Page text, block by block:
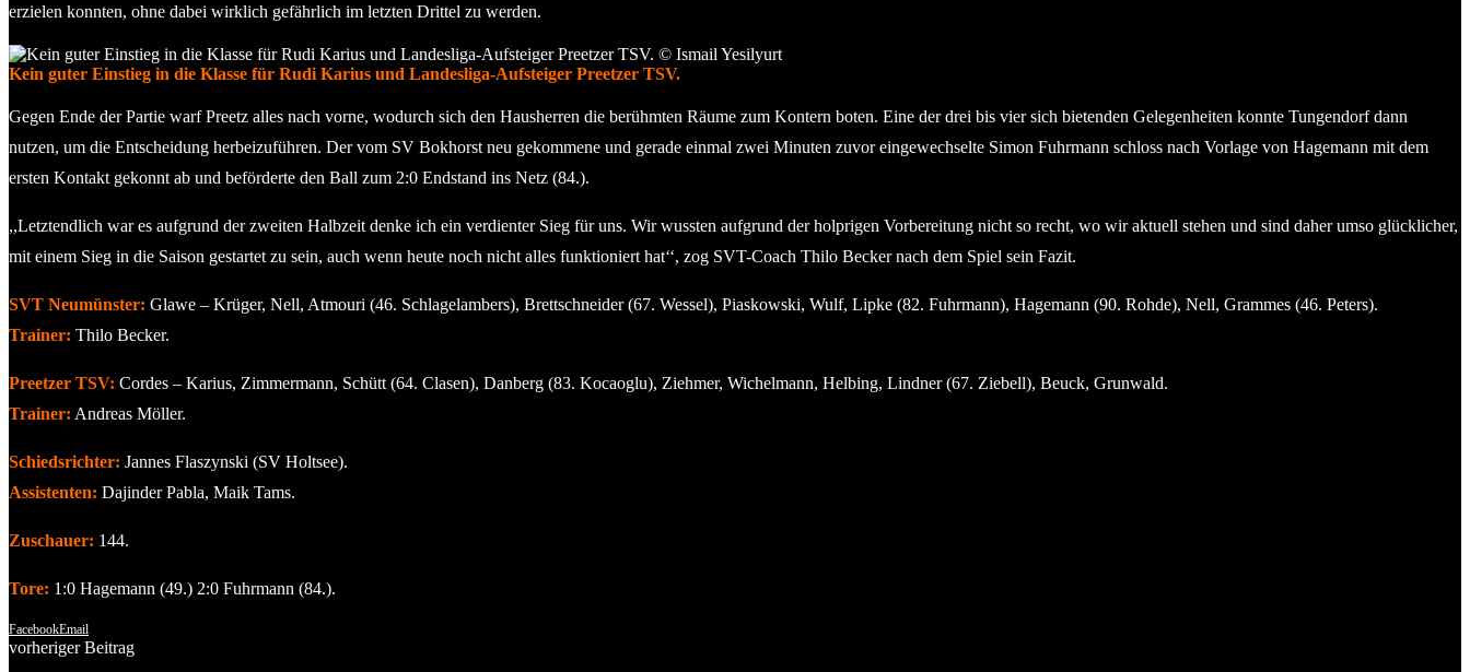
erzielen konnten, ohne dabei wirklich gefährlich im letzten Drittel zu werden.
Kein guter Einstieg in die Klasse für Rudi Karius und Landesliga-Aufsteiger Preetzer TSV.
Gegen Ende der Partie warf Preetz alles nach vorne, wodurch sich den Hausherren die berühmten Räume zum Kontern boten. Eine der drei bis vier sich bietenden Gelegenheiten konnte Tungendorf dann
nutzen, um die Entscheidung herbeizuführen. Der vom SV Bokhorst neu gekommene und gerade einmal zwei Minuten zuvor eingewechselte Simon Fuhrmann schloss nach Vorlage von Hagemann mit dem
ersten Kontakt gekonnt ab und beförderte den Ball zum 2:0 Endstand ins Netz (84.).
,,Letztendlich war es aufgrund der zweiten Halbzeit denke ich ein verdienter Sieg für uns. Wir wussten aufgrund der holprigen Vorbereitung nicht so recht, wo wir aktuell stehen und sind daher umso glücklicher,
mit einem Sieg in die Saison gestartet zu sein, auch wenn heute noch nicht alles funktioniert hat‘‘, zog SVT-Coach Thilo Becker nach dem Spiel sein Fazit.
SVT Neumünster: Glawe – Krüger, Nell, Atmouri (46. Schlagelambers), Brettschneider (67. Wessel), Piaskowski, Wulf, Lipke (82. Fuhrmann), Hagemann (90. Rohde), Nell, Grammes (46. Peters).
Trainer: Thilo Becker.
Preetzer TSV: Cordes – Karius, Zimmermann, Schütt (64. Clasen), Danberg (83. Kocaoglu), Ziehmer, Wichelmann, Helbing, Lindner (67. Ziebell), Beuck, Grunwald.
Trainer: Andreas Möller.
Schiedsrichter: Jannes Flaszynski (SV Holtsee).
Assistenten: Dajinder Pabla, Maik Tams.
Zuschauer: 144.
Tore: 1:0 Hagemann (49.) 2:0 Fuhrmann (84.).
FacebookEmail
vorheriger Beitrag